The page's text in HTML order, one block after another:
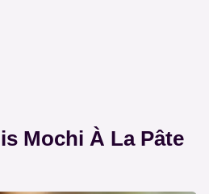
Mochi À La Pâte